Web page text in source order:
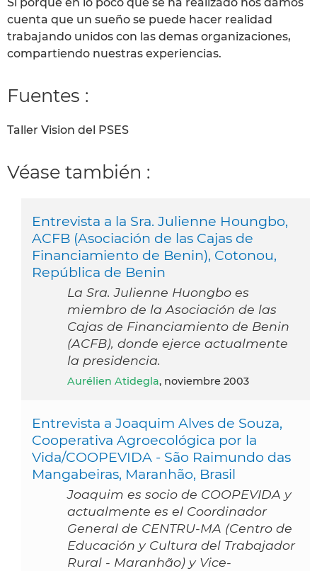
cuenta que un sueño se puede hacer realidad
trabajando unidos con las demas organizaciones,
compartiendo nuestras experiencias.
Fuentes :
Taller Vision del PSES
Véase también :
Entrevista a la Sra. Julienne Houngbo,
ACFB (Asociación de las Cajas de
Financiamiento de Benin), Cotonou,
República de Benin
La Sra. Julienne Huongbo es
miembro de la Asociación de las
Cajas de Financiamiento de Benin
(ACFB), donde ejerce actualmente
la presidencia.
Aurélien Atidegla, noviembre 2003
Entrevista a Joaquim Alves de Souza,
Cooperativa Agroecológica por la
Vida/COOPEVIDA - São Raimundo das
Mangabeiras, Maranhão, Brasil
Joaquim es socio de COOPEVIDA y
actualmente es el Coordinador
General de CENTRU-MA (Centro de
Educación y Cultura del Trabajador
Rural - Maranhão) y Vice-